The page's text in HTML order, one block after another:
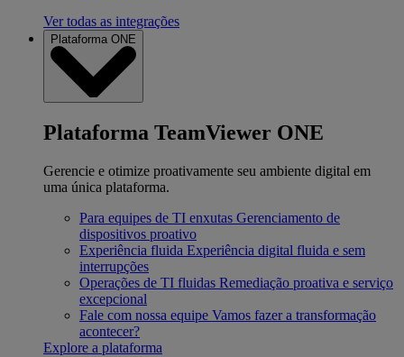
Ver todas as integrações
Plataforma ONE
Plataforma TeamViewer ONE
Gerencie e otimize proativamente seu ambiente digital em
uma única plataforma.
Para equipes de TI enxutas Gerenciamento de
dispositivos proativo
Experiência fluida Experiência digital fluida e sem
interrupções
Operações de TI fluidas Remediação proativa e serviço
excepcional
Fale com nossa equipe Vamos fazer a transformação
acontecer?
Explore a plataforma